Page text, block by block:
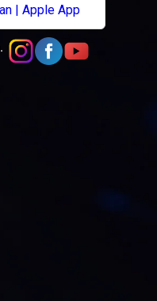
| Apple App